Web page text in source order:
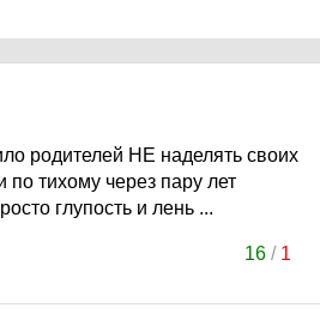
родителей НЕ наделять своих
тихому через пару лет
глупость и лень ...
16 / 1